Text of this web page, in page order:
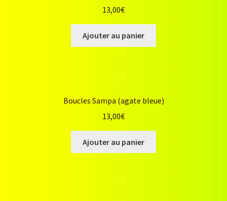
13,00€
Ajouter au panier
Boucles Sampa (agate bleue)
13,00€
Ajouter au panier